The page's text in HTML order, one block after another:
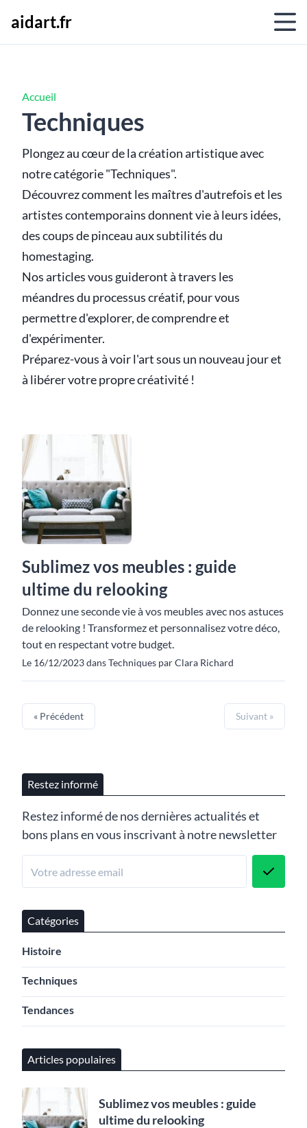
aidart.fr
Accueil
Techniques
Plongez au cœur de la création artistique avec
notre catégorie "Techniques".
Découvrez comment les maîtres d'autrefois et les
artistes contemporains donnent vie à leurs idées,
des coups de pinceau aux subtilités du
homestaging.
Nos articles vous guideront à travers les
méandres du processus créatif, pour vous
permettre d'explorer, de comprendre et
d'expérimenter.
Préparez-vous à voir l'art sous un nouveau jour et
à libérer votre propre créativité !
Sublimez vos meubles : guide
ultime du relooking
Donnez une seconde vie à vos meubles avec nos astuces
de relooking ! Transformez et personnalisez votre déco,
tout en respectant votre budget.
Le 16/12/2023 dans Techniques par Clara Richard
« Précédent Suivant »
Restez informé
Restez informé de nos dernières actualités et
bons plans en vous inscrivant à notre newsletter
Catégories
Histoire
Techniques
Tendances
Articles populaires
Sublimez vos meubles : guide
ultime du relooking